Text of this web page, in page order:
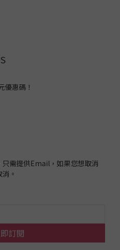
優惠碼！
需提供Email，如果您想取消
。
訂閱